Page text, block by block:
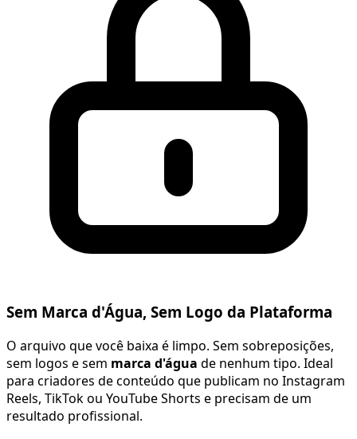
Sem Marca d'Água, Sem Logo da Plataforma
O arquivo que você baixa é limpo. Sem sobreposições,
sem logos e sem marca d'água de nenhum tipo. Ideal
para criadores de conteúdo que publicam no Instagram
Reels, TikTok ou YouTube Shorts e precisam de um
resultado profissional.